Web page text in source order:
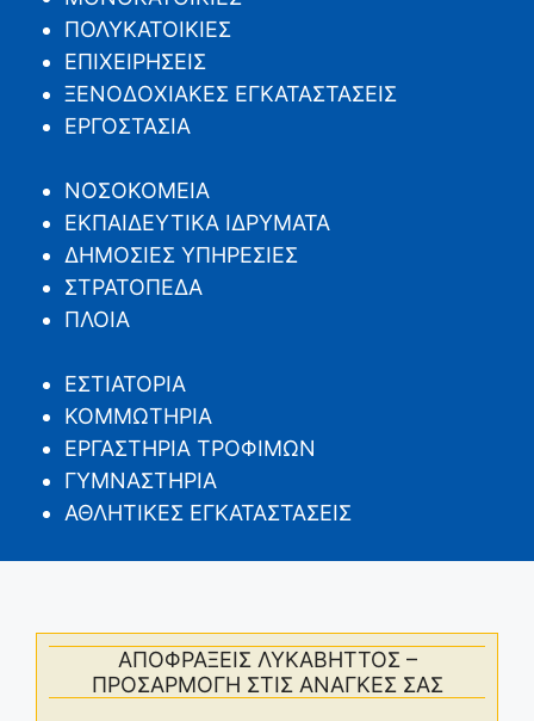
ΠΟΛΥΚΑΤΟΙΚΙΕΣ
ΕΠΙΧΕΙΡΗΣΕΙΣ
ΞΕΝΟΔΟΧΙΑΚΕΣ ΕΓΚΑΤΑΣΤΑΣΕΙΣ
ΕΡΓΟΣΤΑΣΙΑ
ΝΟΣΟΚΟΜΕΙΑ
ΕΚΠΑΙΔΕΥΤΙΚΑ ΙΔΡΥΜΑΤΑ
ΔΗΜΟΣΙΕΣ ΥΠΗΡΕΣΙΕΣ
ΣΤΡΑΤΟΠΕΔΑ
ΠΛΟΙΑ
ΕΣΤΙΑΤΟΡΙΑ
ΚΟΜΜΩΤΗΡΙΑ
ΕΡΓΑΣΤΗΡΙΑ ΤΡΟΦΙΜΩΝ
ΓΥΜΝΑΣΤΗΡΙΑ
ΑΘΛΗΤΙΚΕΣ ΕΓΚΑΤΑΣΤΑΣΕΙΣ
ΑΠΟΦΡΑΞΕΙΣ ΛΥΚΑΒΗΤΤΟΣ –
ΠΡΟΣΑΡΜΟΓΗ ΣΤΙΣ ΑΝΑΓΚΕΣ ΣΑΣ